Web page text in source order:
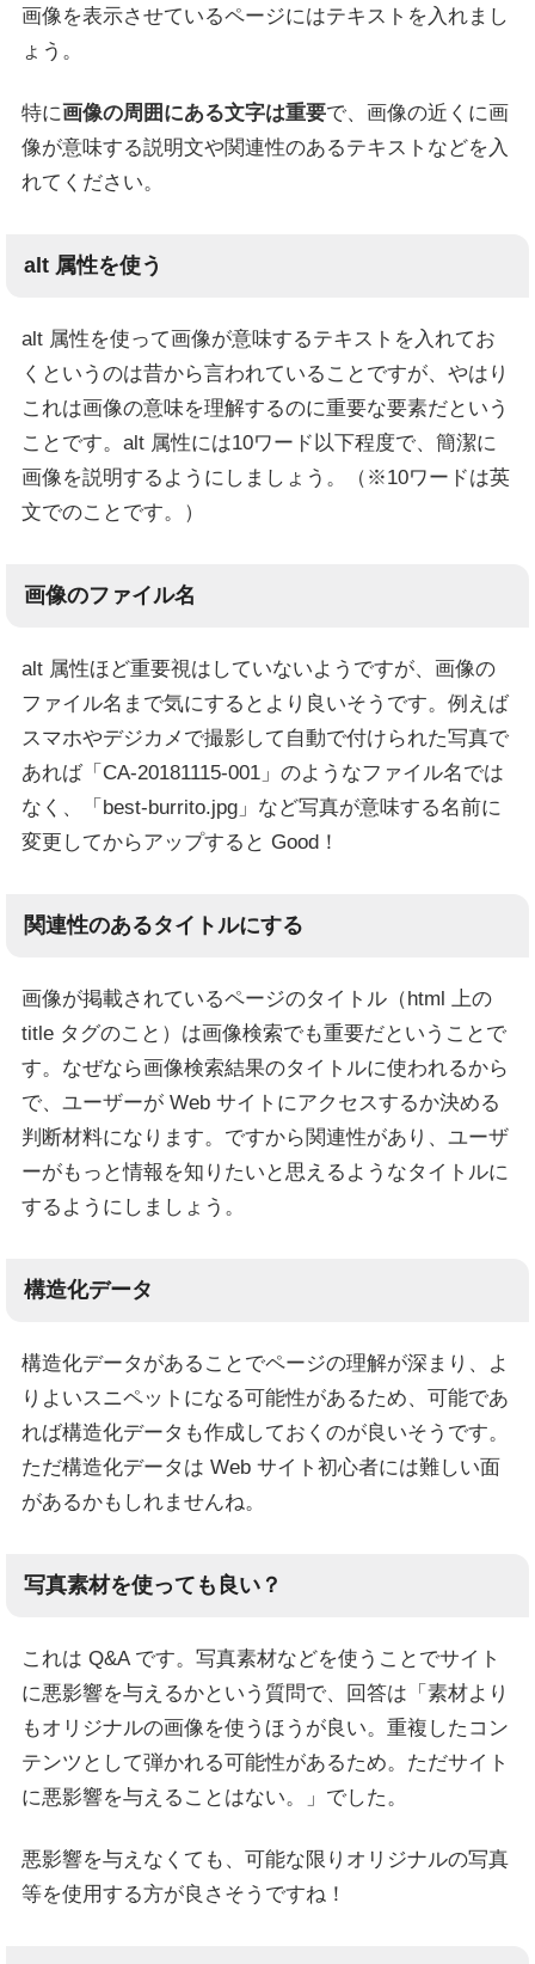
画像を表示させているページにはテキストを入れまし
ょう。
特に画像の周囲にある文字は重要で、画像の近くに画
像が意味する説明文や関連性のあるテキストなどを入
れてください。
alt 属性を使う
alt 属性を使って画像が意味するテキストを入れてお
くというのは昔から言われていることですが、やはり
これは画像の意味を理解するのに重要な要素だという
ことです。alt 属性には10ワード以下程度で、簡潔に
画像を説明するようにしましょう。（※10ワードは英
文でのことです。）
画像のファイル名
alt 属性ほど重要視はしていないようですが、画像の
ファイル名まで気にするとより良いそうです。例えば
スマホやデジカメで撮影して自動で付けられた写真で
あれば「CA-20181115-001」のようなファイル名では
なく、「best-burrito.jpg」など写真が意味する名前に
変更してからアップすると Good！
関連性のあるタイトルにする
画像が掲載されているページのタイトル（html 上の
title タグのこと）は画像検索でも重要だということで
す。なぜなら画像検索結果のタイトルに使われるから
で、ユーザーが Web サイトにアクセスするか決める
判断材料になります。ですから関連性があり、ユーザ
ーがもっと情報を知りたいと思えるようなタイトルに
するようにしましょう。
構造化データ
構造化データがあることでページの理解が深まり、よ
りよいスニペットになる可能性があるため、可能であ
れば構造化データも作成しておくのが良いそうです。
ただ構造化データは Web サイト初心者には難しい面
があるかもしれませんね。
写真素材を使っても良い？
これは Q&A です。写真素材などを使うことでサイト
に悪影響を与えるかという質問で、回答は「素材より
もオリジナルの画像を使うほうが良い。重複したコン
テンツとして弾かれる可能性があるため。ただサイト
に悪影響を与えることはない。」でした。
悪影響を与えなくても、可能な限りオリジナルの写真
等を使用する方が良さそうですね！